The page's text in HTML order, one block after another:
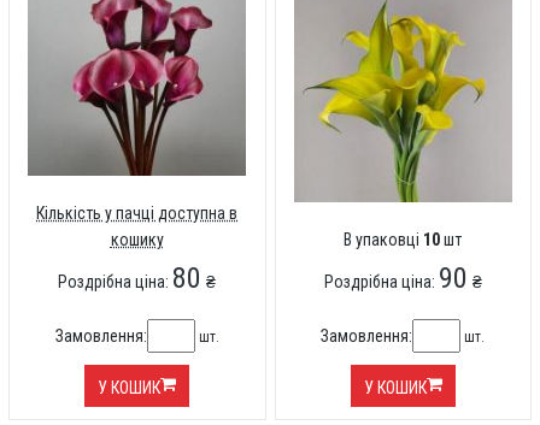
Кількість у пачці доступна в
кошику
Роздрібна ціна: 80 ₴
Замовлення: шт.
У КОШИК
В упаковці 10шт
Роздрібна ціна: 90 ₴
Замовлення: шт.
У КОШИК